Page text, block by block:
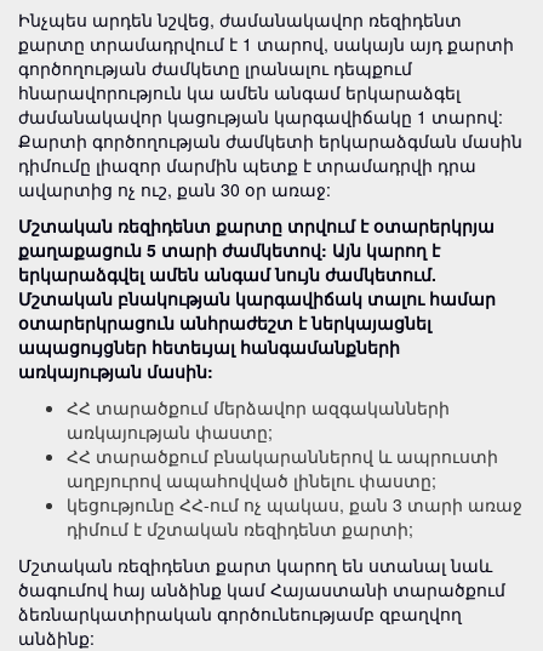
Ինչպես արդեն նշվեց, ժամանակավոր ռեզիդենտ
քարտը տրամադրվում է 1 տարով, սակայն այդ քարտի
գործողության ժամկետը լրանալու դեպքում
հնարավորություն կա ամեն անգամ երկարաձգել
ժամանակավոր կացության կարգավիճակը 1 տարով:
Քարտի գործողության ժամկետի երկարաձգման մասին
դիմումը լիազոր մարմին պետք է տրամադրվի դրա
ավարտից ոչ ուշ, քան 30 օր առաջ:
Մշտական ռեզիդենտ քարտը տրվում է օտարերկրյա
քաղաքացուն 5 տարի ժամկետով: Այն կարող է
երկարաձգվել ամեն անգամ նույն ժամկետում.
Մշտական բնակության կարգավիճակ տալու համար
օտարերկրացուն անհրաժեշտ է ներկայացնել
ապացույցներ հետեւյալ հանգամանքների
առկայության մասին:
ՀՀ տարածքում մերձավոր ազգականների
առկայության փաստը;
ՀՀ տարածքում բնակարաններով և ապրուստի
աղբյուրով ապահովված լինելու փաստը;
կեցությունը ՀՀ-ում ոչ պակաս, քան 3 տարի առաջ
դիմում է մշտական ռեզիդենտ քարտի;
Մշտական ռեզիդենտ քարտ կարող են ստանալ նաև
ծագումով հայ անձինք կամ Հայաստանի տարածքում
ձեռնարկատիրական գործունեությամբ զբաղվող
անձինք: